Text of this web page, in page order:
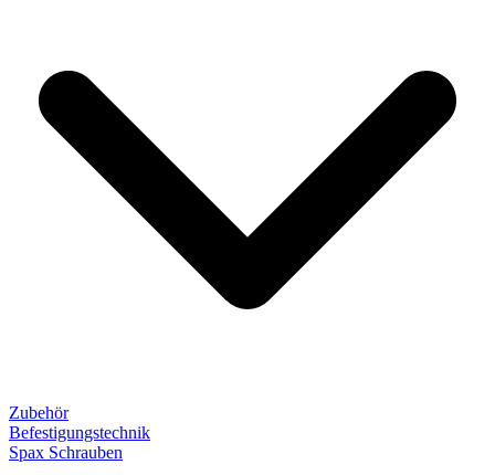
Zubehör
Befestigungstechnik
Spax Schrauben